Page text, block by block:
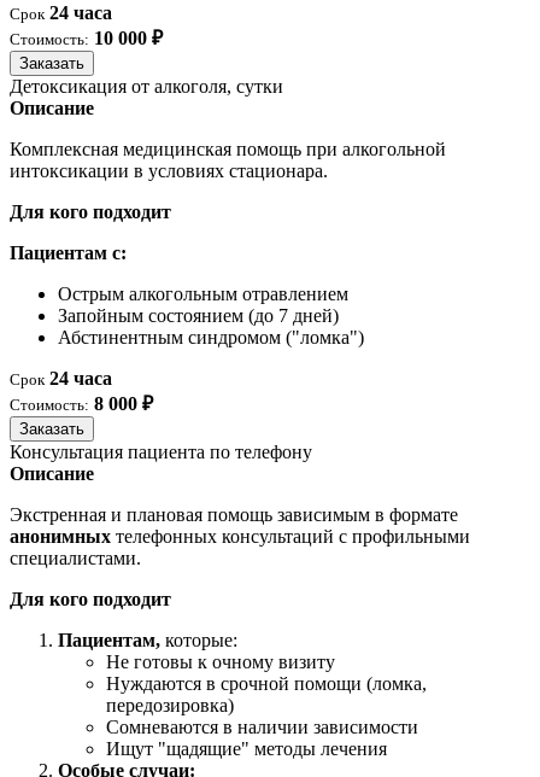
Срок 24 часа
Стоимость: 10 000 ₽
Заказать
Детоксикация от алкоголя, сутки
Описание
Комплексная медицинская помощь при алкогольной
интоксикации в условиях стационара.
Для кого подходит
Пациентам с:
Острым алкогольным отравлением
Запойным состоянием (до 7 дней)
Абстинентным синдромом ("ломка")
Срок 24 часа
Стоимость: 8 000 ₽
Заказать
Консультация пациента по телефону
Описание
Экстренная и плановая помощь зависимым в формате
анонимных телефонных консультаций с профильными
специалистами.
Для кого подходит
Пациентам, которые:
Не готовы к очному визиту
Нуждаются в срочной помощи (ломка,
передозировка)
Сомневаются в наличии зависимости
Ищут "щадящие" методы лечения
Особые случаи: